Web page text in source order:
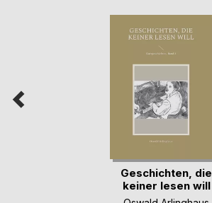
Geschichten, die
keiner lesen will